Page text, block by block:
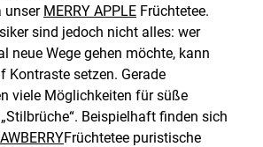
unser MERRY APPLE Früchtetee.
sind jedoch nicht alles: wer
neue Wege gehen möchte, kann
Kontraste setzen. Gerade
viele Möglichkeiten für süße
Beispielhaft finden sich
Früchtetee puristische